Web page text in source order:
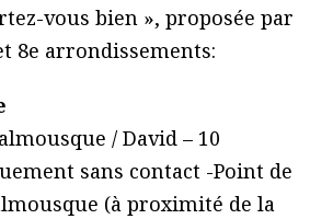
vous bien », proposée par
8e arrondissements:
/ David – 10
sans contact -Point de
(à proximité de la